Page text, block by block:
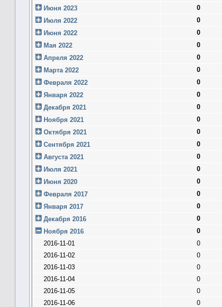
Июня 2023
0
Июля 2022
0
Июня 2022
0
Мая 2022
0
Апреля 2022
0
Марта 2022
0
Февраля 2022
0
Января 2022
0
Декабря 2021
0
Ноября 2021
0
Октября 2021
0
Сентября 2021
0
Августа 2021
0
Июля 2021
0
Июня 2020
0
Февраля 2017
0
Января 2017
0
Декабря 2016
0
Ноября 2016
0
2016-11-01
0
2016-11-02
0
2016-11-03
0
2016-11-04
0
2016-11-05
0
2016-11-06
0